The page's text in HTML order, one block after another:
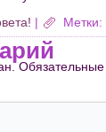
| Метки: